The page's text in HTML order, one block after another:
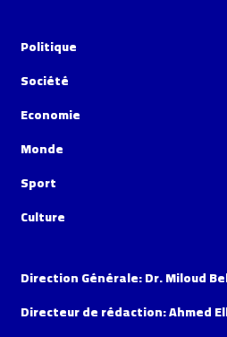
Politique
Société
Economie
Monde
Sport
Culture
Direction Générale: Dr. Miloud
Directeur de rédaction: Ahmed